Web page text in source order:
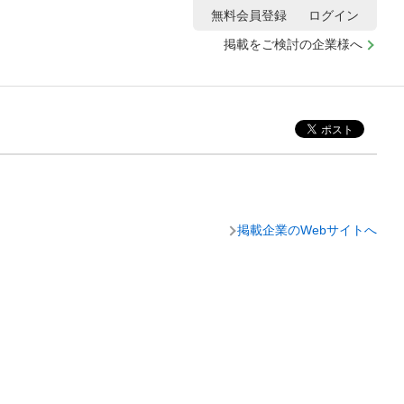
掲載をご検討の企業様へ
無料会員登録 ログイン
掲載企業のWebサイトへ